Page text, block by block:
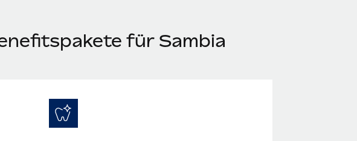
für Sambia